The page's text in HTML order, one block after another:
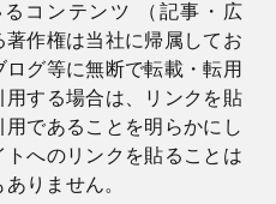
コンテンツ （記事・広
作権は当社に帰属してお
グ等に無断で転載・転用
する場合は、リンクを貼
であることを明らかにし
へのリンクを貼ることは
りません。